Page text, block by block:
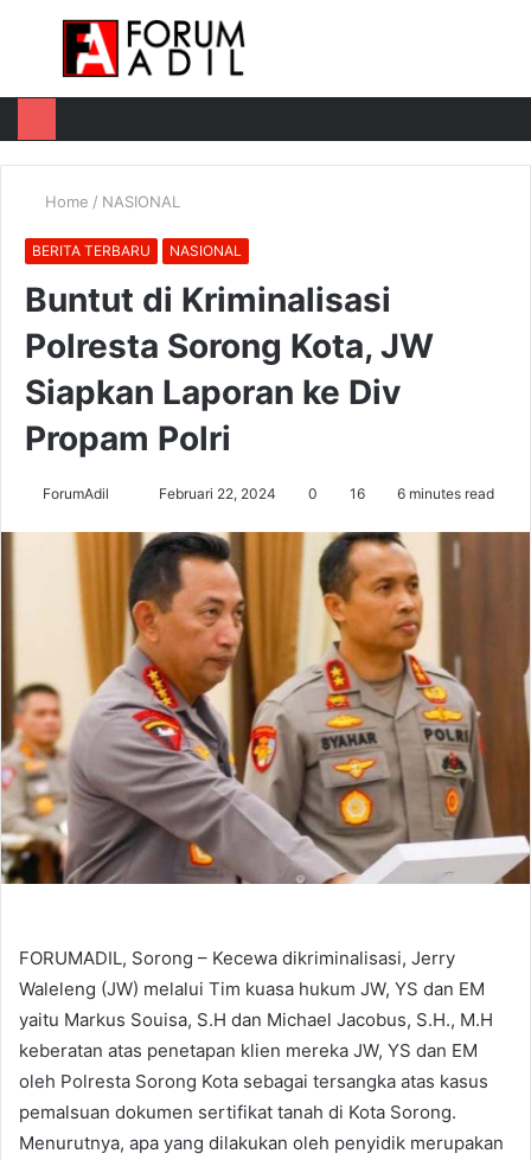
Menu
Home / NASIONAL
BERITA TERBARU NASIONAL
Buntut di Kriminalisasi
Polresta Sorong Kota, JW
Siapkan Laporan ke Div
Propam Polri
ForumAdil
email
Februari 22, 2024 0 16 6 minutes read
FORUMADIL, Sorong – Kecewa dikriminalisasi, Jerry
Waleleng (JW) melalui Tim kuasa hukum JW, YS dan EM
yaitu Markus Souisa, S.H dan Michael Jacobus, S.H., M.H
keberatan atas penetapan klien mereka JW, YS dan EM
oleh Polresta Sorong Kota sebagai tersangka atas kasus
pemalsuan dokumen sertifikat tanah di Kota Sorong.
Menurutnya, apa yang dilakukan oleh penyidik merupakan